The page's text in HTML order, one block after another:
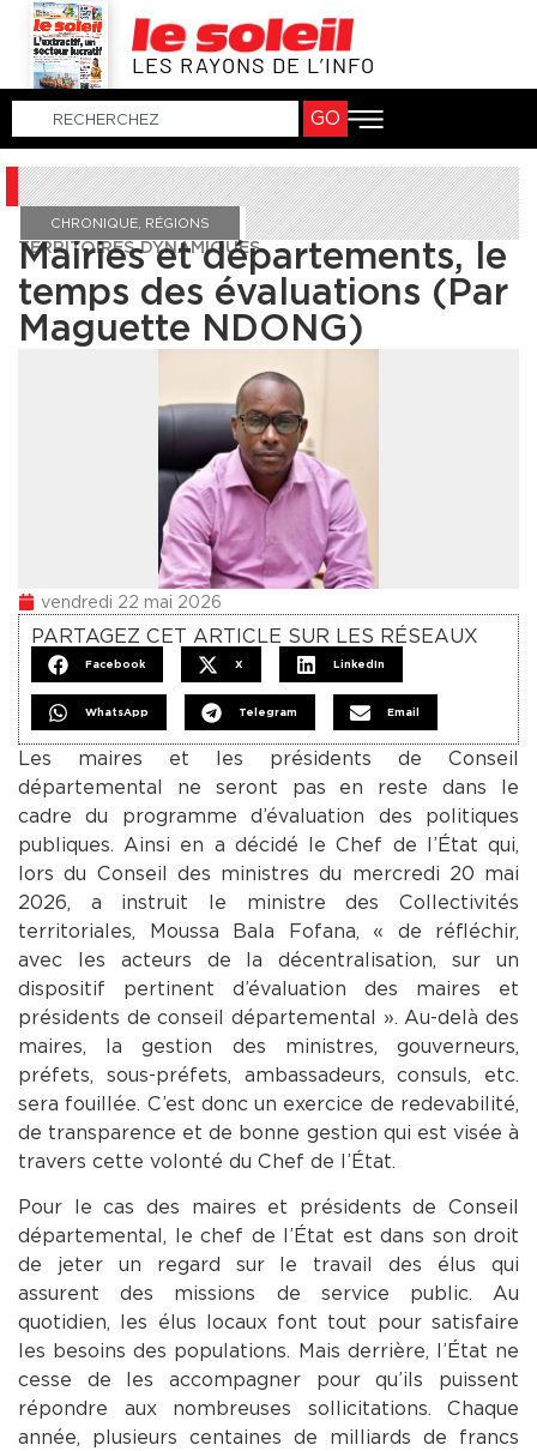
LES RAYONS DE L’INFO
GO
CHRONIQUE, RÉGIONS
TERRITOIRES DYNAMIQUES
Mairies et départements, le
temps des évaluations (Par
Maguette NDONG)
vendredi 22 mai 2026
PARTAGEZ CET ARTICLE SUR LES RÉSEAUX
Facebook X LinkedIn
WhatsApp Telegram Email
Les maires et les présidents de Conseil
départemental ne seront pas en reste dans le
cadre du programme d’évaluation des politiques
publiques. Ainsi en a décidé le Chef de l’État qui,
lors du Conseil des ministres du mercredi 20 mai
2026, a instruit le ministre des Collectivités
territoriales, Moussa Bala Fofana, « de réfléchir,
avec les acteurs de la décentralisation, sur un
dispositif pertinent d’évaluation des maires et
présidents de conseil départemental ». Au-delà des
maires, la gestion des ministres, gouverneurs,
préfets, sous-préfets, ambassadeurs, consuls, etc.
sera fouillée. C’est donc un exercice de redevabilité,
de transparence et de bonne gestion qui est visée à
travers cette volonté du Chef de l’État.
Pour le cas des maires et présidents de Conseil
départemental, le chef de l’État est dans son droit
de jeter un regard sur le travail des élus qui
assurent des missions de service public. Au
quotidien, les élus locaux font tout pour satisfaire
les besoins des populations. Mais derrière, l’État ne
cesse de les accompagner pour qu’ils puissent
répondre aux nombreuses sollicitations. Chaque
année, plusieurs centaines de milliards de francs